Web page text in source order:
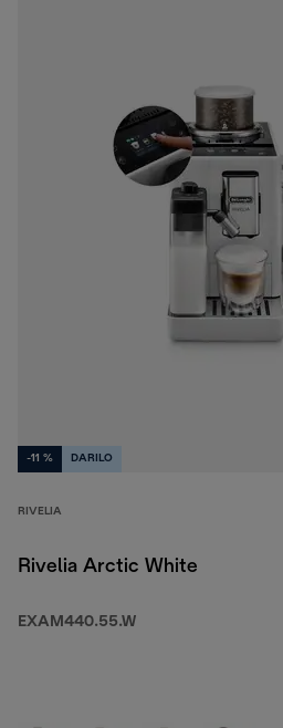
-11 % DARILO
RIVELIA
Rivelia Arctic White
EXAM440.55.W